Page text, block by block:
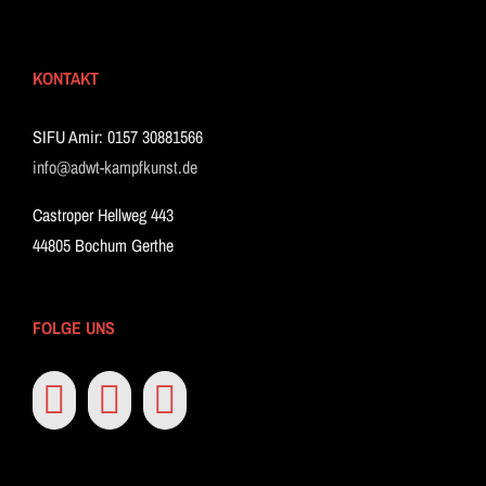
KONTAKT
SIFU Amir: 0157 30881566
info@adwt-kampfkunst.de
Castroper Hellweg 443
44805 Bochum Gerthe
FOLGE UNS